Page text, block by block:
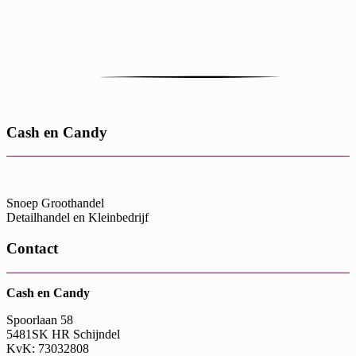
Cash en Candy
Snoep Groothandel
Detailhandel en Kleinbedrijf
Contact
Cash en Candy
Spoorlaan 58
5481SK HR Schijndel
KvK: 73032808